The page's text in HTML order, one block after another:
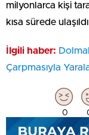
milyonlarca kişi
kısa sürede
İlgili haber:
Çarpmasıyla
0